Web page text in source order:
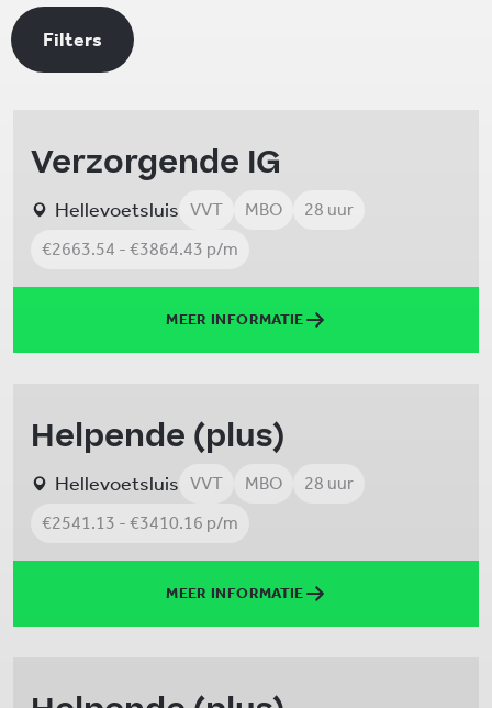
Filters
Verzorgende IG
Hellevoetsluis VVT MBO
28 uur
€2663.54 - €3864.43 p/m
MEER INFORMATIE
Helpende (plus)
Hellevoetsluis VVT MBO
28 uur
€2541.13 - €3410.16 p/m
MEER INFORMATIE